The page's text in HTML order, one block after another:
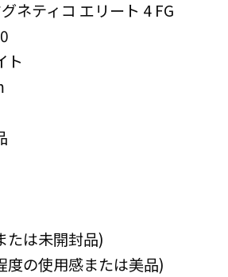
ネティコ エリート 4 FG
ト
たは未開封品)
度の使用感または美品)